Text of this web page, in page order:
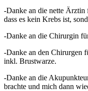
-Danke an die nette Ärztin
dass es kein Krebs ist,
-Danke an die Chirurgin
-Danke an den Chirurgen
inkl. Brustwarze.
-Danke an die
brachte und mich dann